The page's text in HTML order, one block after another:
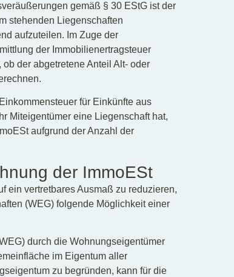
gemäß § 30 EStG ist der
stehenden Liegenschaften
aufzuteilen. Im Zuge der
der Immobilienertragsteuer
der abgetretene Anteil Alt- oder
für Einkünfte aus
Miteigentümer eine Liegenschaft hat,
aufgrund der Anzahl der
der ImmoESt
ein vertretbares Ausmaß zu reduzieren,
(WEG) folgende Möglichkeit einer
durch die Wohnungseigentümer
im Eigentum aller
zu begründen, kann für die